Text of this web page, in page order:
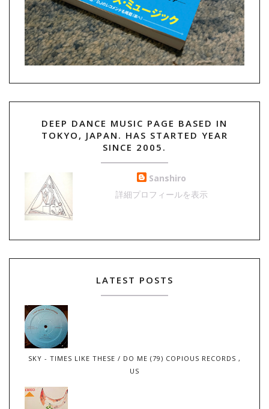
DEEP DANCE MUSIC PAGE BASED IN
TOKYO, JAPAN. HAS STARTED YEAR
SINCE 2005.
Sanshiro
詳細プロフィールを表示
LATEST POSTS
SKY - TIMES LIKE THESE / DO ME (79) COPIOUS RECORDS ,
US